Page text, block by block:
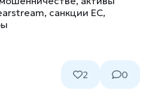
, санкции ЕС,
2 0